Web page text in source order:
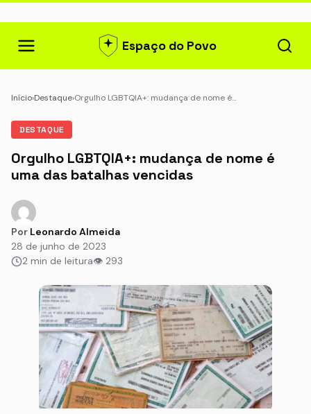
Espaço do Povo
Início›Destaque›Orgulho LGBTQIA+: mudança de nome é…
DESTAQUE
Orgulho LGBTQIA+: mudança de nome é
uma das batalhas vencidas
Por Leonardo Almeida
28 de junho de 2023
2 min de leitura👁 293